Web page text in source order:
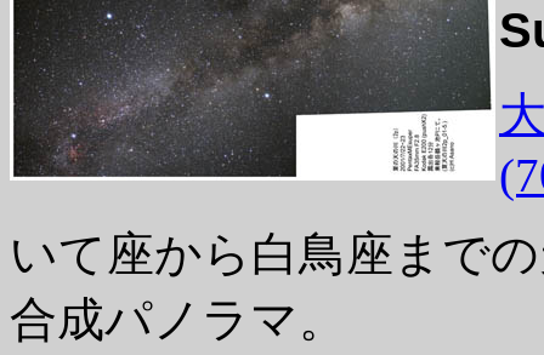
いて座から白鳥座まで
合成パノラマ。